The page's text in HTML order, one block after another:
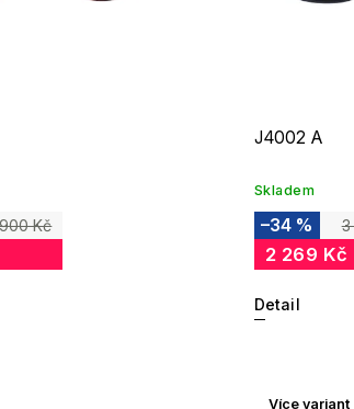
Kč
J4002 A
Skladem
3
–34 %
2 269 Kč
Detail
Více variant